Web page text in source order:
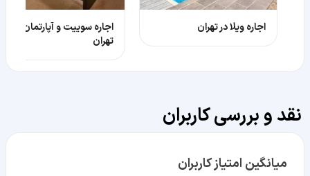
اجاره ویلا در تهران
اجاره سوییت و آپارتمان در
تهران
نقد و بررسی کاربران
میانگین امتیاز کاربران